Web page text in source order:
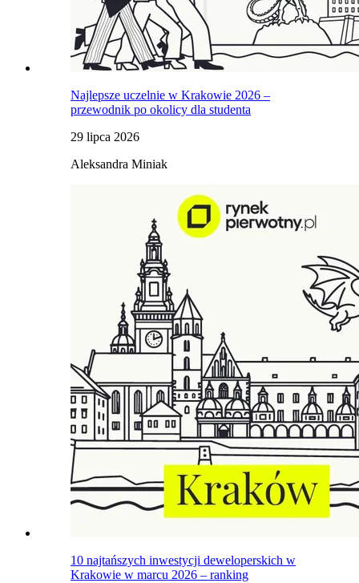
Najlepsze uczelnie w Krakowie 2026 –
przewodnik po okolicy dla studenta
29 lipca 2026
Aleksandra Miniak
10 najtańszych inwestycji deweloperskich w
Krakowie w marcu 2026 – ranking